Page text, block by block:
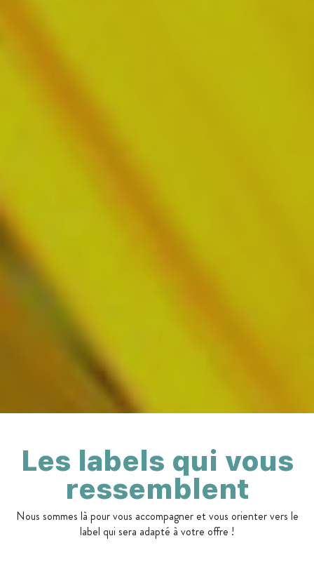
Les labels qui vous
ressemblent
Nous sommes là pour vous accompagner et vous orienter vers le
label qui sera adapté à votre offre !